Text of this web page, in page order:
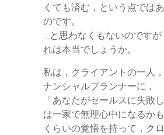
くても済む，という点では
のです。
…と思わなくもないのですが
れは本当でしょうか。
私は，クライアントの一人
ナンシャルプランナーに，
「あなたがセールスに失敗
は一家で無理心中になるか
くらいの覚悟を持って，ク